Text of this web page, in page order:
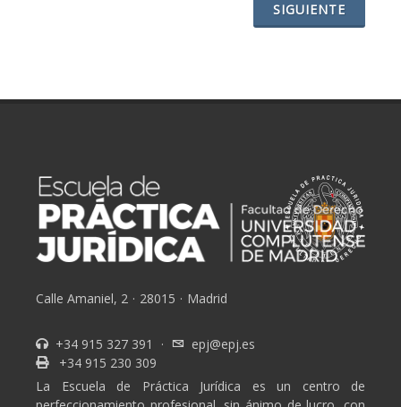
SIGUIENTE
Calle Amaniel, 2 · 28015 · Madrid
+34 915 327 391 ·
epj@epj.es
+34 915 230 309
La Escuela de Práctica Jurídica es un centro de